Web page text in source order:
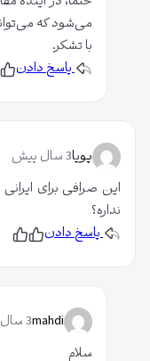
می‌شود که
با تشکر.
پاسخ دادنپ
پویا3 سال پیش
این صرافی برای
نداره؟
پاسخ دادنپ
م
ن
د
مmahdi3 سال پیش
سلام